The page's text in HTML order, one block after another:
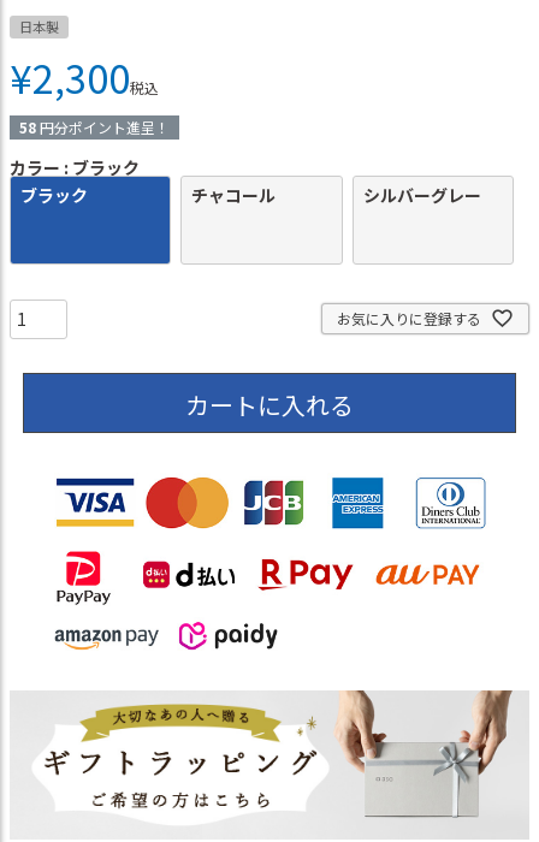
日本製
¥2,300税込
58円分ポイント進呈！
カラー ブラック
ブラック
チャコール シルバーグレー
お気に入りに登録する
カートに入れる